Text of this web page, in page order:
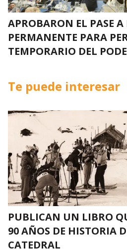
APROBARON EL PASE
PERMANENTE PARA
TEMPORARIO DEL
Te puede interesar
PUBLICAN UN LIBRO
90 AÑOS DE HISTORIA
CATEDRAL